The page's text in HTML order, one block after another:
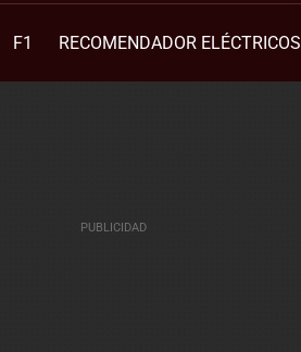
F1
RECOMENDADOR ELÉCTRICOS